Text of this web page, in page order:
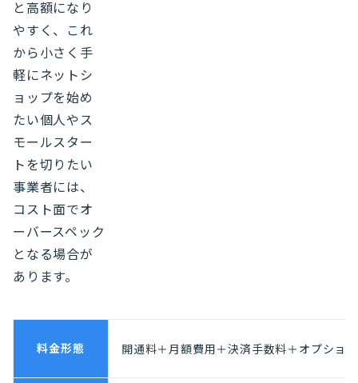
と高額になり
やすく、これ
から小さく手
軽にネットシ
ョップを始め
たい個人やス
モールスター
トを切りたい
事業者には、
コスト面でオ
ーバースペック
となる場合が
あります。
料金形態 開通料＋月額費用＋決済手数料＋オプション